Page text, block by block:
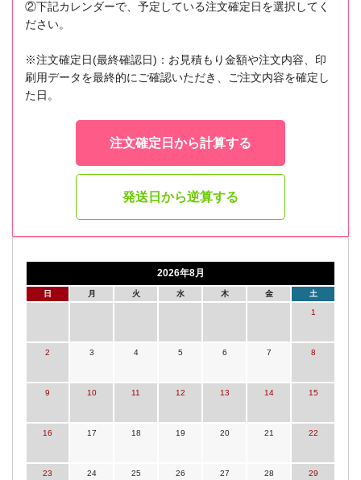
②下記カレンダーで、予定している注文確定日を選択してく
ださい。
※注文確定日(最終確認日)：お見積もり金額や注文内容、印
刷用データを最終的にご確認いただき、ご注文内容を確定し
た日。
注文確定日から計算する
発送日から逆算する
2026年8月
日 月 火 水 木 金 土
1
2 3 4 5 6 7 8
9 10 11 12 13 14 15
16 17 18 19 20 21 22
23 24 25 26 27 28 29